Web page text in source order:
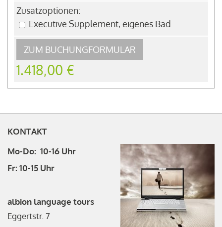
Zusatzoptionen:
Executive Supplement, eigenes Bad
ZUM BUCHUNGFORMULAR
1.418,00 €
KONTAKT
Mo-Do: 10-16 Uhr
Fr: 10-15 Uhr
albion language tours
Eggertstr. 7